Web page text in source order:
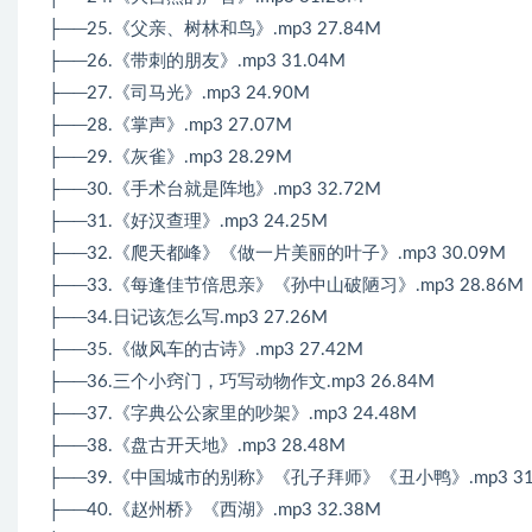
├──25.《父亲、树林和鸟》.mp3 27.84M
├──26.《带刺的朋友》.mp3 31.04M
├──27.《司马光》.mp3 24.90M
├──28.《掌声》.mp3 27.07M
├──29.《灰雀》.mp3 28.29M
├──30.《手术台就是阵地》.mp3 32.72M
├──31.《好汉查理》.mp3 24.25M
├──32.《爬天都峰》《做一片美丽的叶子》.mp3 30.09M
├──33.《每逢佳节倍思亲》《孙中山破陋习》.mp3 28.86M
├──34.日记该怎么写.mp3 27.26M
├──35.《做风车的古诗》.mp3 27.42M
├──36.三个小窍门，巧写动物作文.mp3 26.84M
├──37.《字典公公家里的吵架》.mp3 24.48M
├──38.《盘古开天地》.mp3 28.48M
├──39.《中国城市的别称》《孔子拜师》《丑小鸭》.mp3
├──40.《赵州桥》《西湖》.mp3 32.38M